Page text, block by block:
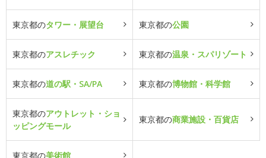
東京都のタワー・展望台 東京都の公園
東京都のアスレチック 東京都の温泉・スパリゾート
東京都の道の駅・SA/PA 東京都の博物館・科学館
東京都のアウトレット・ショ
ッピングモール
東京都の商業施設・百貨店
東京都の美術館